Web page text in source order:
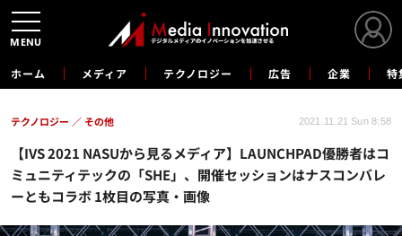
ホーム メディア テクノロジー 広告 企業 特
【IVS 2021 NASUから見るメディア】LAUNCHPAD優勝者はコ
ミュニティテックの「SHE」、開催セッションはナスコンバレ
ーともコラボ 1枚目の写真・画像
テクノロジー その他 2021.11.21 Sun 8:58
MENU